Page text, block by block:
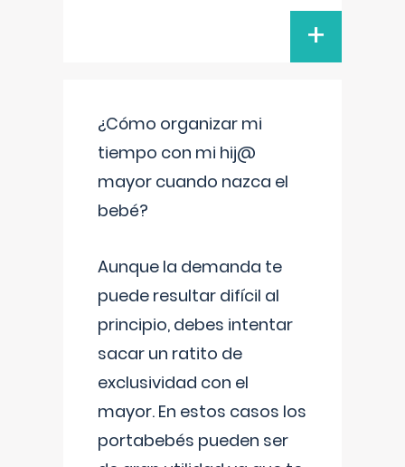
+
¿Cómo organizar mi
tiempo con mi hij@
mayor cuando nazca el
bebé?
Aunque la demanda te
puede resultar difícil al
principio, debes intentar
sacar un ratito de
exclusividad con el
mayor. En estos casos los
portabebés pueden ser